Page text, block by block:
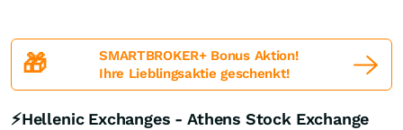
🎁
SMARTBROKER+ Bonus Aktion!
Ihre Lieblingsaktie geschenkt!
⚡Hellenic Exchanges - Athens Stock Exchange